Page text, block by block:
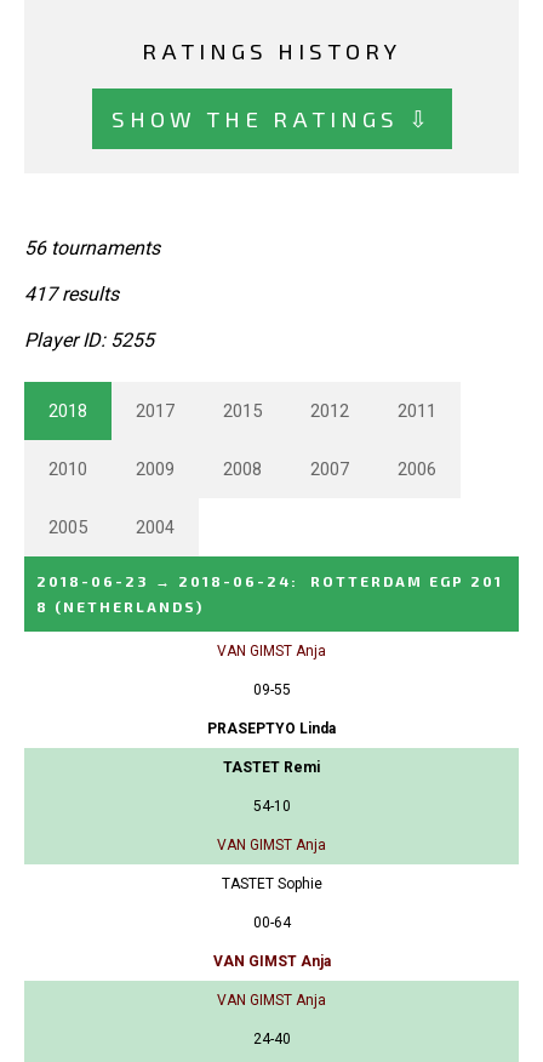
RATINGS HISTORY
SHOW THE RATINGS ⇩
56 tournaments
417 results
Player ID: 5255
2018 2017 2015 2012 2011
2010 2009 2008 2007 2006
2005 2004
2018-06-23 → 2018-06-24 :
ROTTERDAM EGP 201
8
(NETHERLANDS)
VAN GIMST Anja
09-55
PRASEPTYO Linda
TASTET Remi
54-10
VAN GIMST Anja
TASTET Sophie
00-64
VAN GIMST Anja
VAN GIMST Anja
24-40